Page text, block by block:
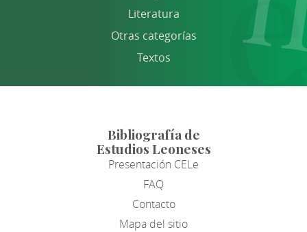
Literatura
Otras categorías
Textos
Bibliografía de
Estudios Leoneses
Presentación CELe
FAQ
Contacto
Mapa del sitio